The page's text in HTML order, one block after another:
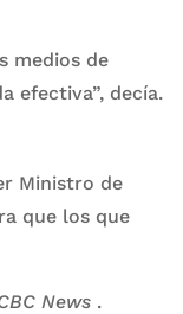
medios de
efectiva”, decía.
Ministro de
que los que
News.